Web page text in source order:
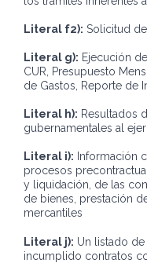
Literal f2): Solicitud
Literal g): Ejecución
CUR, Presupuesto
de Gastos, Reporte de
Literal h): Resultados
gubernamentales al
Literal i): Información
procesos
y liquidación, de las
de bienes, prestación
mercantiles
Literal j): Un listado
incumplido contratos